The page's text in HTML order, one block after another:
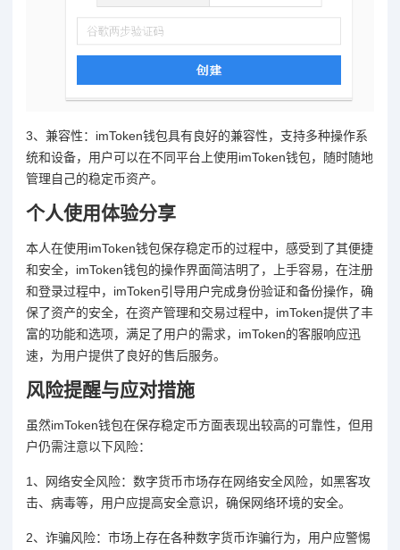
3、兼容性：imToken钱包具有良好的兼容性，支持多种操作系
统和设备，用户可以在不同平台上使用imToken钱包，随时随地
管理自己的稳定币资产。
个人使用体验分享
本人在使用imToken钱包保存稳定币的过程中，感受到了其便捷
和安全，imToken钱包的操作界面简洁明了，上手容易，在注册
和登录过程中，imToken引导用户完成身份验证和备份操作，确
保了资产的安全，在资产管理和交易过程中，imToken提供了丰
富的功能和选项，满足了用户的需求，imToken的客服响应迅
速，为用户提供了良好的售后服务。
风险提醒与应对措施
虽然imToken钱包在保存稳定币方面表现出较高的可靠性，但用
户仍需注意以下风险：
1、网络安全风险：数字货币市场存在网络安全风险，如黑客攻
击、病毒等，用户应提高安全意识，确保网络环境的安全。
2、诈骗风险：市场上存在各种数字货币诈骗行为，用户应警惕